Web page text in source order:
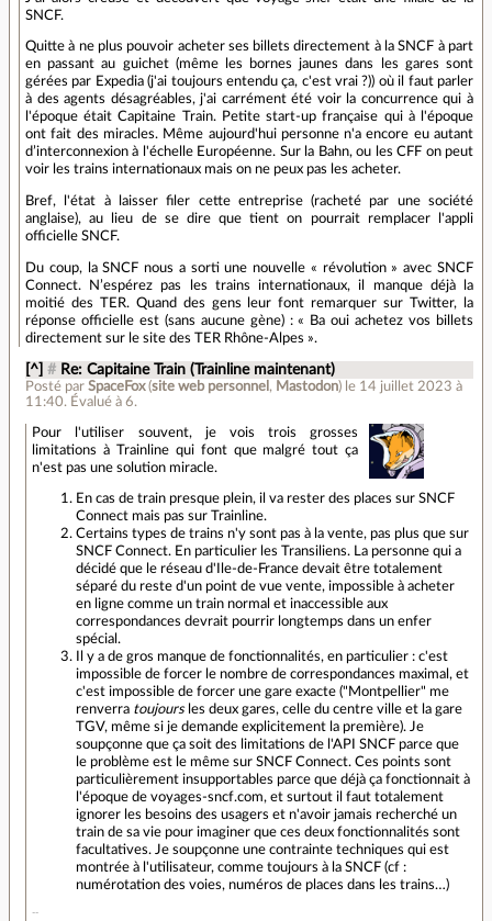
SNCF.
Quitte à ne plus pouvoir acheter ses billets directement à la SNCF à part
en passant au guichet (même les bornes jaunes dans les gares sont
gérées par Expedia (j'ai toujours entendu ça, c'est vrai ?)) où il faut parler
à des agents désagréables, j'ai carrément été voir la concurrence qui à
l'époque était Capitaine Train. Petite start-up française qui à l'époque
ont fait des miracles. Même aujourd'hui personne n'a encore eu autant
d’interconnexion à l'échelle Européenne. Sur la Bahn, ou les CFF on peut
voir les trains internationaux mais on ne peux pas les acheter.
Bref, l'état à laisser filer cette entreprise (racheté par une société
anglaise), au lieu de se dire que tient on pourrait remplacer l'appli
officielle SNCF.
Du coup, la SNCF nous a sorti une nouvelle « révolution » avec SNCF
Connect. N’espérez pas les trains internationaux, il manque déjà la
moitié des TER. Quand des gens leur font remarquer sur Twitter, la
réponse officielle est (sans aucune gène) : « Ba oui achetez vos billets
directement sur le site des TER Rhône-Alpes ».
[^] # Re: Capitaine Train (Trainline maintenant)
Posté parSpaceFox(site web personnel , Mastodon) le 14 juillet 2023 à
11:40. Évalué à6.
Pour l'utiliser souvent, je vois trois grosses
limitations à Trainline qui font que malgré tout ça
n'est pas une solution miracle.
En cas de train presque plein, il va rester des places sur SNCF
Connect mais pas sur Trainline.
Certains types de trains n'y sont pas à la vente, pas plus que sur
SNCF Connect. En particulier les Transiliens. La personne qui a
décidé que le réseau d'Ile-de-France devait être totalement
séparé du reste d'un point de vue vente, impossible à acheter
en ligne comme un train normal et inaccessible aux
correspondances devrait pourrir longtemps dans un enfer
spécial.
Il y a de gros manque de fonctionnalités, en particulier : c'est
impossible de forcer le nombre de correspondances maximal, et
c'est impossible de forcer une gare exacte ("Montpellier" me
renverra toujoursles deux gares, celle du centre ville et la gare
TGV, même si je demande explicitement la première). Je
soupçonne que ça soit des limitations de l'API SNCF parce que
le problème est le même sur SNCF Connect. Ces points sont
particulièrement insupportables parce que déjà ça fonctionnait à
l'époque de voyages-sncf.com, et surtout il faut totalement
ignorer les besoins des usagers et n'avoir jamais recherché un
train de sa vie pour imaginer que ces deux fonctionnalités sont
facultatives. Je soupçonne une contrainte techniques qui est
montrée à l'utilisateur, comme toujours à la SNCF (cf :
numérotation des voies, numéros de places dans les trains…)